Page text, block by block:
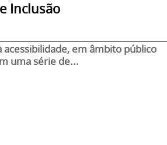
Inclusão
acessibilidade, em âmbito público
uma série de...